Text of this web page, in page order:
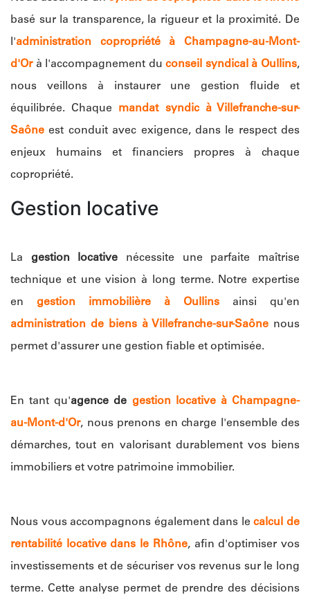
basé sur la transparence, la rigueur et la proximité. De
l'administration copropriété à Champagne-au-Mont-
d'Orà l'accompagnement duconseil syndical à Oullins,
nous veillons à instaurer une gestion fluide et
équilibrée. Chaque mandat syndic à Villefranche-sur-
Saône est conduit avec exigence, dans le respect des
enjeux humains et financiers propres à chaque
copropriété.
Gestion locative
La gestion locative nécessite une parfaite maîtrise
technique et une vision à long terme. Notre expertise
en gestion immobilière à Oullins ainsi qu'en
administration de biens à Villefranche-sur-Saône nous
permet d'assurer une gestion fiable et optimisée.
En tant qu'agence de gestion locative à Champagne-
au-Mont-d'Or, nous prenons en charge l'ensemble des
démarches, tout en valorisant durablement vos biens
immobiliers et votre patrimoine immobilier.
Nous vous accompagnons également dans lecalcul de
rentabilité locative dans le Rhône, afin d'optimiser vos
investissements et de sécuriser vos revenus sur le long
terme. Cette analyse permet de prendre des décisions